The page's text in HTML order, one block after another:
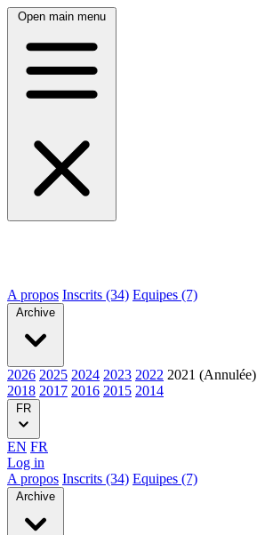
Open main menu
A propos Inscrits (34) Equipes (7)
Archive
2026 2025 2024 2023 2022 2021 (Annulée)
2018 2017 2016 2015 2014
FR
EN FR
Log in
A propos Inscrits (34) Equipes (7)
Archive